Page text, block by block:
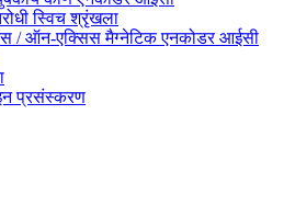
स्विच श्रृंखला
/ ऑन-एक्सिस मैग्नेटिक एनकोडर आईसी
प्रसंस्करण